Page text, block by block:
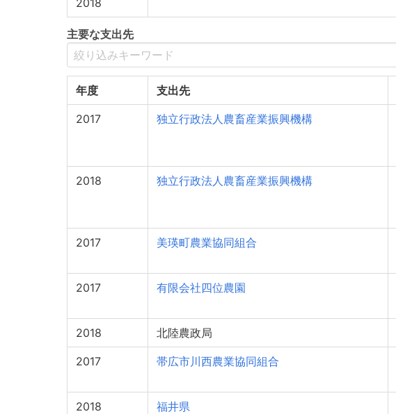
2018
主要な支出先
年度 支出先
2017 独立行政法人農畜産業振興機構
2018 独立行政法人農畜産業振興機構
2017 美瑛町農業協同組合
2017 有限会社四位農園
2018 北陸農政局
2017 帯広市川西農業協同組合
2018 福井県